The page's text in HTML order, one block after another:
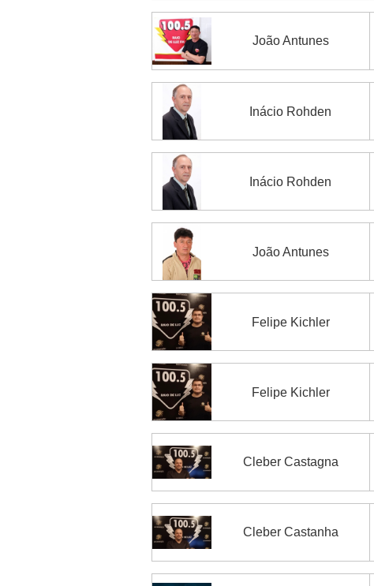
João Antunes
Inácio Rohden
Inácio Rohden
João Antunes
Felipe Kichler
Felipe Kichler
Cleber Castagna
Cleber Castanha